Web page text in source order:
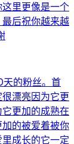
里更像是一个
后祝你越来越
的粉丝。首
漂亮因为它更
更加的成熟在
的被爱着被你
成长的它一定